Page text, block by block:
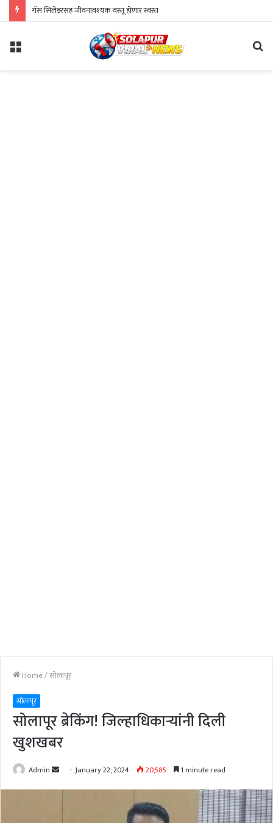
गॅस सिलेंडरसह जीवनावश्यक वस्तू होणार स्वस्त
Menu
Home/सोलापूर
सोलापूर
सोलापूर ब्रेकिंग! जिल्हाधिकाऱ्यांनी दिली
खुशखबर
Admin
Send January 22, 2024 20,585 1 minute read